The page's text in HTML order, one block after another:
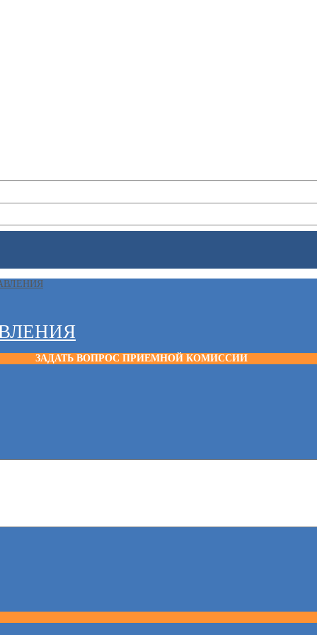
ЗАДАТЬ ВОПРОС ПРИЕМНОЙ КОМИССИИ